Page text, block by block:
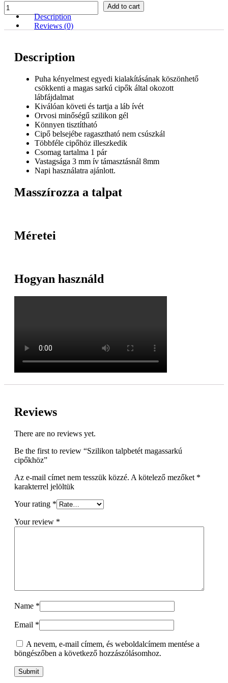
Szilikon
talpbetét
magassarkú
cipőkhöz
Add to cart
Description
Reviews (0)
Description
Puha kényelmest egyedi kialakításának köszönhető
csökkenti a magas sarkú cipők által okozott
lábfájdalmat
Kiválóan követi és tartja a láb ívét
Orvosi minőségű szilikon gél
Könnyen tisztítható
Cipő belsejébe ragasztható nem csúszkál
Többféle cipőhöz illeszkedik
Csomag tartalma 1 pár
Vastagsága 3 mm ív támasztásnál 8mm
Napi használatra ajánlott.
Masszírozza a talpat
Méretei
Hogyan használd
Reviews
There are no reviews yet.
Be the first to review “Szilikon talpbetét magassarkú
cipőkhöz”
Az e-mail címet nem tesszük közzé. A kötelező mezőket *
karakterrel jelöltük
Your rating *
Your review *
Name *
Email *
A nevem, e-mail címem, és weboldalcímem mentése a
böngészőben a következő hozzászólásomhoz.